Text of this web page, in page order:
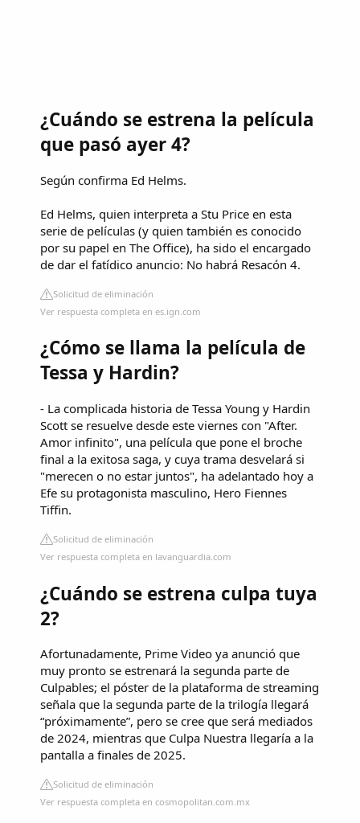
¿Cuándo se estrena la película
que pasó ayer 4?
Según confirma Ed Helms.
Ed Helms, quien interpreta a Stu Price en esta
serie de películas (y quien también es conocido
por su papel en The Office), ha sido el encargado
de dar el fatídico anuncio: No habrá Resacón 4.
Solicitud de eliminación
Ver respuesta completa en es.ign.com
¿Cómo se llama la película de
Tessa y Hardin?
- La complicada historia de Tessa Young y Hardin
Scott se resuelve desde este viernes con "After.
Amor infinito", una película que pone el broche
final a la exitosa saga, y cuya trama desvelará si
"merecen o no estar juntos", ha adelantado hoy a
Efe su protagonista masculino, Hero Fiennes
Tiffin.
Solicitud de eliminación
Ver respuesta completa en lavanguardia.com
¿Cuándo se estrena culpa tuya
2?
Afortunadamente, Prime Video ya anunció que
muy pronto se estrenará la segunda parte de
Culpables; el póster de la plataforma de streaming
señala que la segunda parte de la trilogía llegará
“próximamente”, pero se cree que será mediados
de 2024, mientras que Culpa Nuestra llegaría a la
pantalla a finales de 2025.
Solicitud de eliminación
Ver respuesta completa en cosmopolitan.com.mx